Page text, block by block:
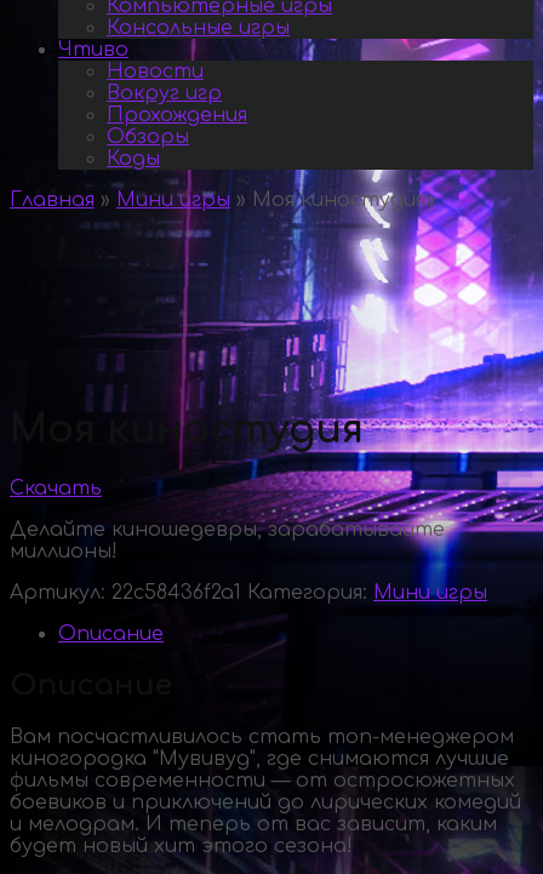
Компьютерные игры
Консольные игры
Чтиво
Новости
Вокруг игр
Прохождения
Обзоры
Коды
Главная » Мини игры » Моя киностудия»
Моя киностудия
Скачать
Делайте киношедевры, зарабатывайте
миллионы!
Артикул: 22c58436f2a1 Категория: Мини игры
Описание
Вам посчастливилось стать топ-менеджером
киногородка "Мувивуд", где снимаются лучшие
фильмы современности — от остросюжетных
боевиков и приключений до лирических комедий
и мелодрам. И теперь от вас зависит, каким
будет новый хит этого сезона!